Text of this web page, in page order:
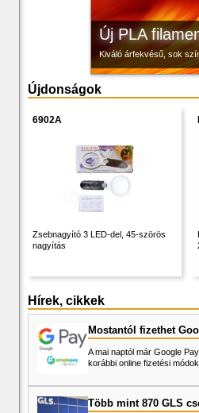
Új PLA
Kiváló árfekvésű, sok
Újdonságok
6902A
Zsebnagyító 3 LED-del, 45-szörös
nagyítás
Hírek, cikkek
Mostantól fizethet
A mai naptól már Google
korábbi online fizetési
Több mint 870 GLS